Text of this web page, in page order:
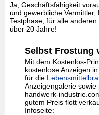
Ja, Geschäftsfähigkeit
und gewerbliche
Testphase, für alle
über 20 Jahre!
Selbst Frostung
Mit dem Kostenlos-
kostenlose Anzeigen in
für die
Anzeigengalerie
handwerk-
gutem Preis flott
Infoseite: